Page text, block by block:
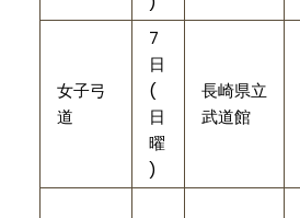
女子弓
道
7
日
(
日
曜
)
長崎県立
武道館